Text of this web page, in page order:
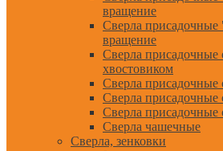
вращение
Сверла присадочные
вращение
Сверла присадочные
хвостовиком
Сверла присадочные
Сверла
Сверла
Сверла чашечные
Сверла, зенковки